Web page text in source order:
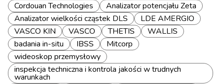
Cordouan Technologies
Analizator potencjału Zeta
Analizator wielkości cząstek DLS
LDE AMERGIO
VASCO KIN
VASCO THETIS
WALLIS
badania in-situ
IBSS
Mitcorp
wideoskop przemysłowy
inspekcja techniczna i kontrola jakości w trudnych
warunkach